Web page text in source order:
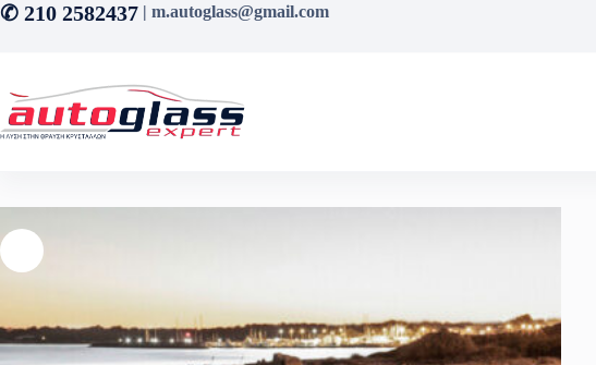
Μετάβαση
στο
✆ 210 2582437 | m.autoglass@gmail.com